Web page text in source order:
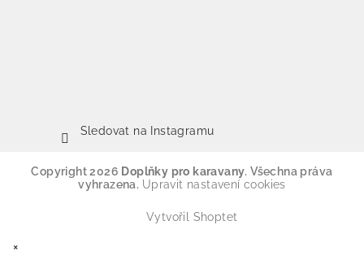
Sledovat na Instagramu
Copyright 2026 Doplňky pro karavany. Všechna práva
vyhrazena. Upravit nastavení cookies
Vytvořil Shoptet
×